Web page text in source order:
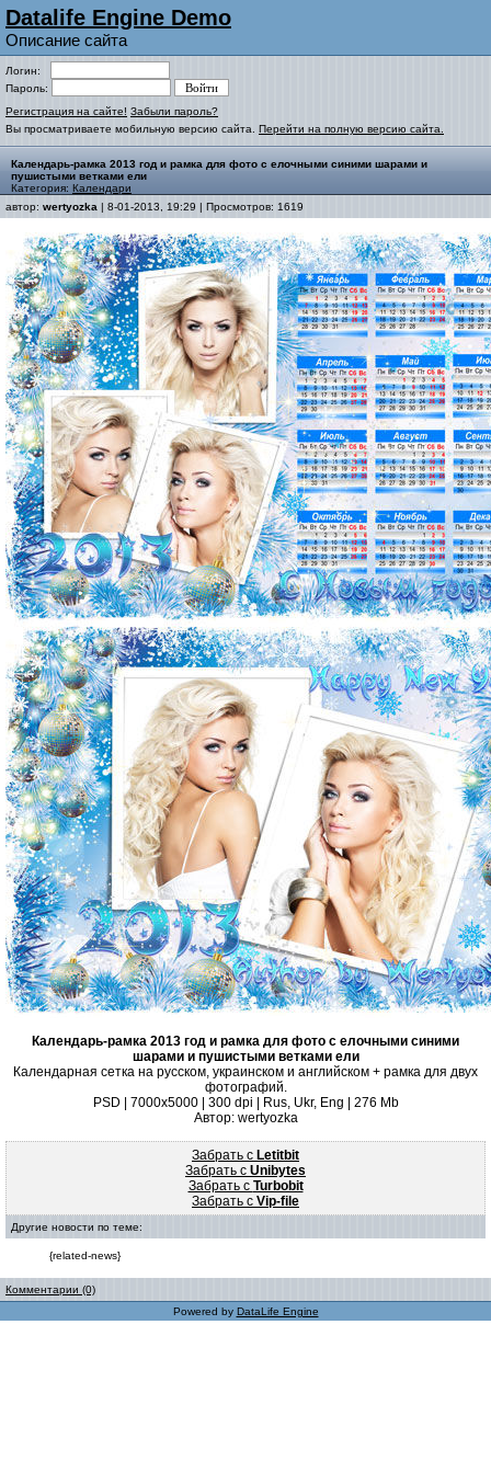
Datalife Engine Demo
Описание сайта
Логин:
Пароль:
Регистрация на сайте! Забыли пароль?
Вы просматриваете мобильную версию сайта. Перейти на полную версию сайта.
Календарь-рамка 2013 год и рамка для фото с елочными синими шарами и
пушистыми ветками ели
Категория: Календари
автор: wertyozka | 8-01-2013, 19:29 | Просмотров: 1619
Календарь-рамка 2013 год и рамка для фото с елочными синими
шарами и пушистыми ветками ели
Календарная сетка на русском, украинском и английском + рамка для двух
фотографий.
PSD | 7000x5000 | 300 dpi | Rus, Ukr, Eng | 276 Mb
Автор: wertyozka
Забрать с Letitbit
Забрать с Unibytes
Забрать с Turbobit
Забрать с Vip-file
Другие новости по теме:
{related-news}
Комментарии (0)
Powered by DataLife Engine